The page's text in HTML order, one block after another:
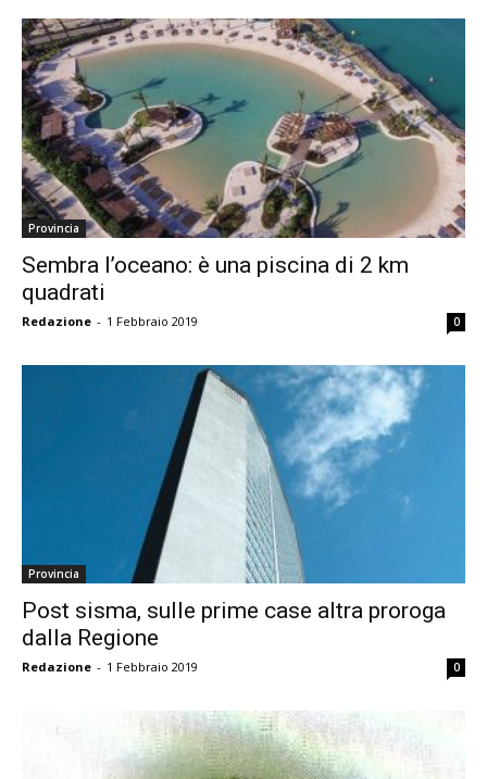
Provincia
Sembra l’oceano: è una piscina di 2 km
quadrati
Redazione - 1 Febbraio 2019 0
Provincia
Post sisma, sulle prime case altra proroga
dalla Regione
Redazione - 1 Febbraio 2019 0